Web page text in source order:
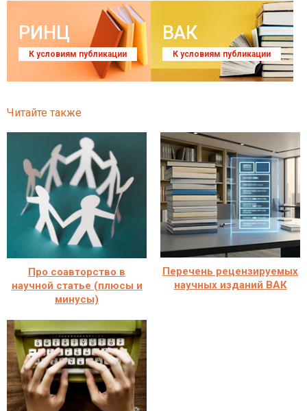
РИНЦ
К условиям публикации
ВАК
К условиям публикации
Читайте также
Про соавторство в
научной статье (плюсы и
минусы)
Перечень рецензируемых
научных изданий ВАК